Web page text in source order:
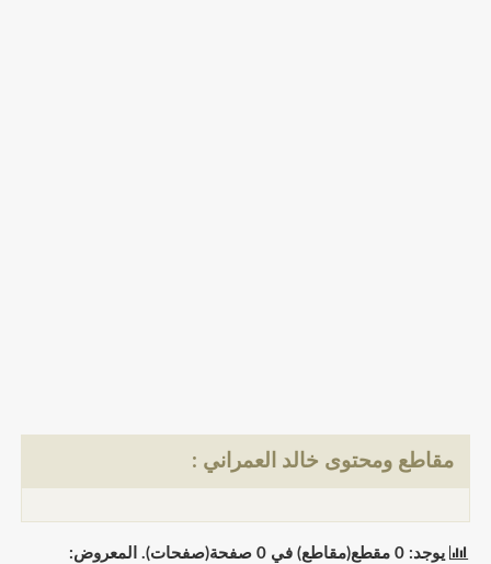
مقاطع ومحتوى خالد العمراني :
يوجد: 0 مقطع(مقاطع) في 0 صفحة(صفحات). المعروض: